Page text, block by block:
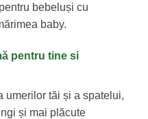
bebeluși cu
baby.
pentru tine si
umerilor tăi și a spatelui,
și mai plăcute